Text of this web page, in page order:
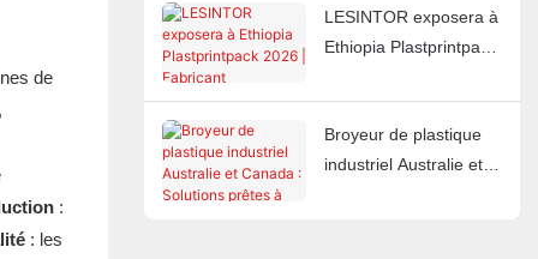
de
:
: les
refroidisseurs à eau ou
à air ?
LESINTOR exposera à
Ethiopia Plastprintpack
d'équipements
auxiliaires pour le
plastique
Broyeur de plastique
industriel Australie et